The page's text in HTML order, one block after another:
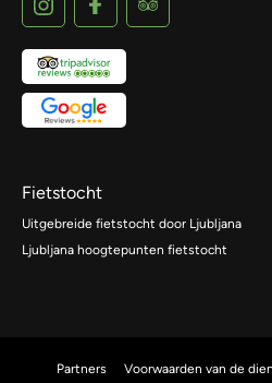
Fietstocht
Uitgebreide fietstocht door Ljubljana
Ljubljana hoogtepunten fietstocht
Partners Voorwaarden van de